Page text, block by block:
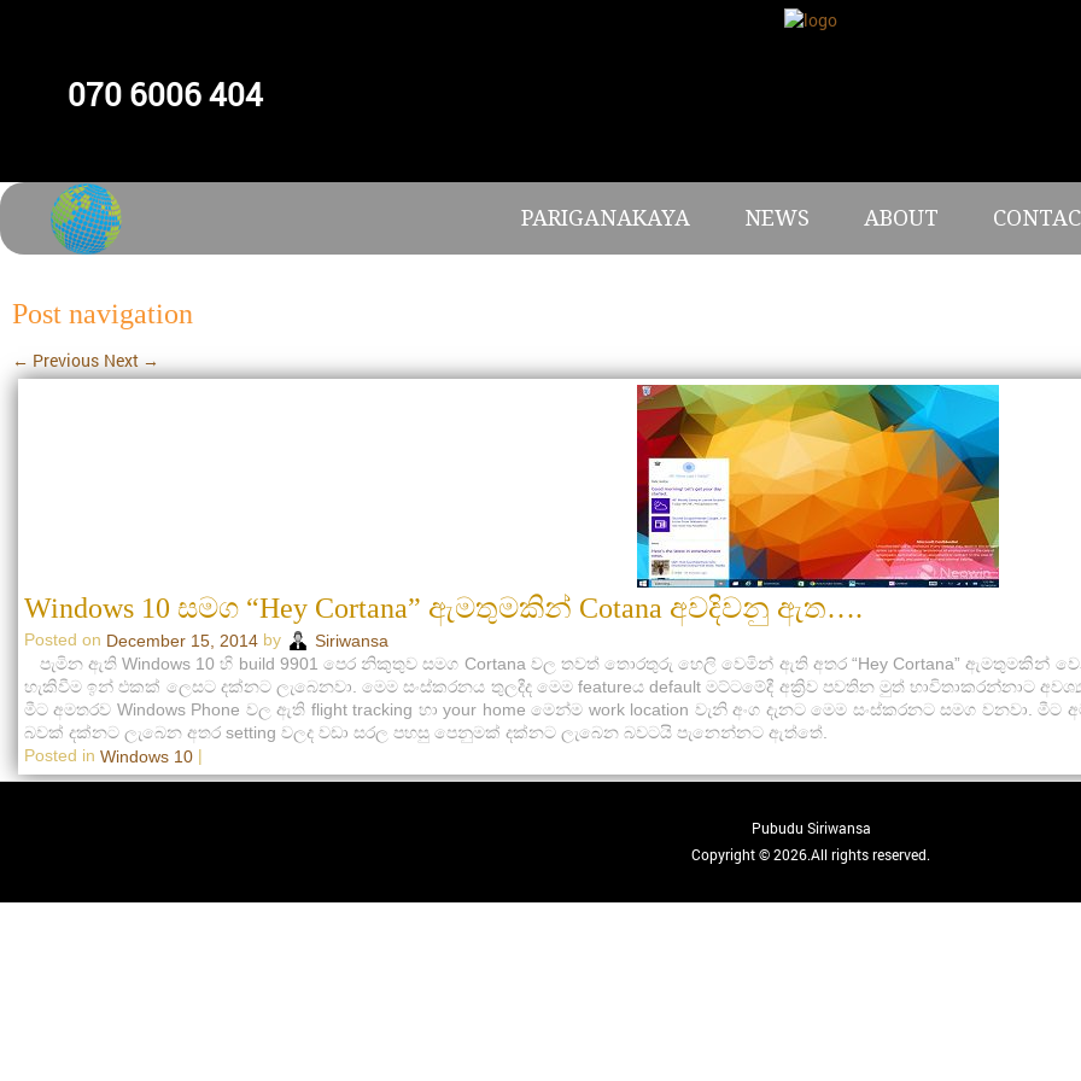
070 6006 404
PARIGANAKAYA NEWS ABOUT
Post navigation
← Previous Next →
Windows 10 සමග “Hey Cortana” ඇමතුමකින් Cotana අවදිවනු ඇත….
Posted on December 15, 2014 by
Siriwansa
පැමින ඇති Windows 10 හි build 9901 පෙර නිකුතුව සමග Cortana වල තවත් තොරතුරු හෙලි වෙමින් ඇති අතර “Hey Cortana”
හැකිවීම ඉන් එකක් ලෙසට දක්නට ලැබෙනවා. මෙම සංස්කරනය තුලදීද මෙම featureය default මට්ටමේදී අක්‍රිව පවතින මුත්
මීට අමතරව Windows Phone වල ඇති flight tracking හා your home මෙන්ම work location වැනි අංග දැනට මෙම සංස්කරනට සමග වනවා.
බවක් දක්නට ලැබෙන අතර setting වලද වඩා සරල පහසු පෙනුමක් දක්නට ලැබෙන බවටයි පැනෙන්නට ඇත්තේ.
Posted in Windows 10 |
Copyright © 2026.All rights reserved.
Pubudu Siriwansa